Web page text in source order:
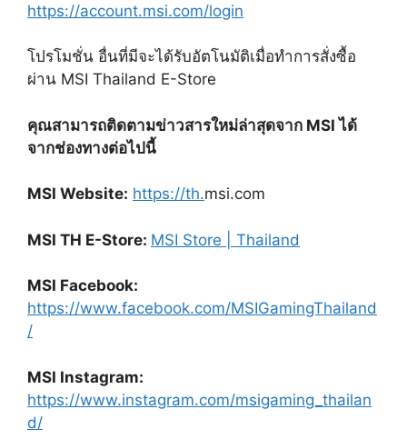
https://account.msi.com/login
โปรโมชั่น อื่นที่มีจะได้รับอัตโนมัติเมื่อทำการสั่งซื้อ
ผ่าน MSI Thailand E-Store
คุณสามารถติดตามข่าวสารใหม่ล่าสุดจาก MSIได้
จากช่องทางต่อไปนี้
MSI Website: https://th.msi.com
MSI TH E-Store: MSI Store | Thailand
MSI Facebook:
https://www.facebook.com/MSIGamingThailand
/
MSI Instagram:
https://www.instagram.com/msigaming_thailan
d/